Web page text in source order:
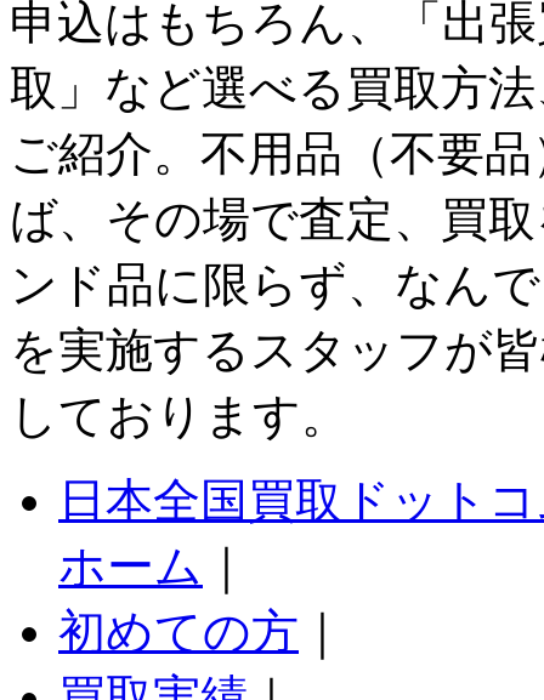
申込はもちろん、「出
取」など選べる買取方
ご紹介。不用品（不要
ば、その場で査定、買
ンド品に限らず、なん
を実施するスタッフが
しております。
日本全国買取ドット
ホーム
初めての方